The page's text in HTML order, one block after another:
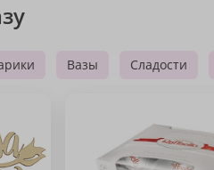
Вазы Сладости